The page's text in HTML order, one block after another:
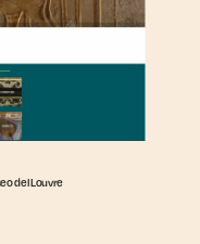
del Louvre